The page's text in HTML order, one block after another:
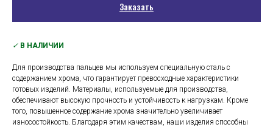
Заказать
✓ В НАЛИЧИИ
Для производства пальцев мы используем специальную сталь с
содержанием хрома, что гарантирует превосходные характеристики
готовых изделий. Материалы, используемые для производства,
обеспечивают высокую прочность и устойчивость к нагрузкам. Кроме
того, повышенное содержание хрома значительно увеличивает
износостойкость. Благодаря этим качествам, наши изделия способны